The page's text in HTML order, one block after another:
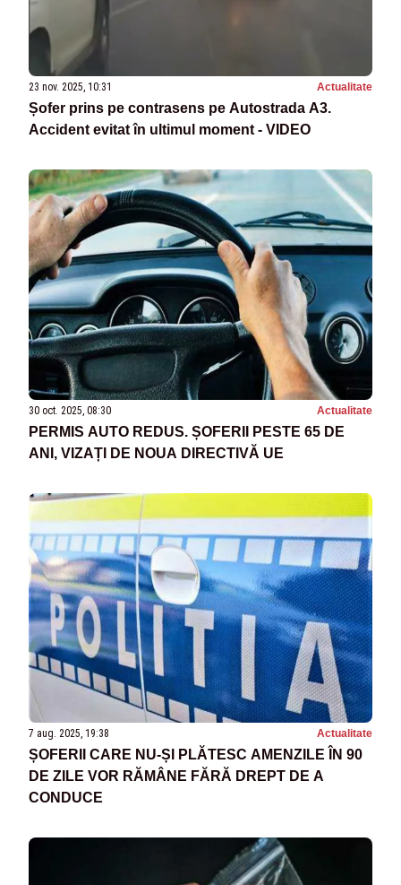
23 nov. 2025, 10:31 Actualitate
Șofer prins pe contrasens pe Autostrada A3.
Accident evitat în ultimul moment - VIDEO
30 oct. 2025, 08:30 Actualitate
PERMIS AUTO REDUS. ȘOFERII PESTE 65 DE
ANI, VIZAȚI DE NOUA DIRECTIVĂ UE
7 aug. 2025, 19:38 Actualitate
ȘOFERII CARE NU-ȘI PLĂTESC AMENZILE ÎN 90
DE ZILE VOR RĂMÂNE FĂRĂ DREPT DE A
CONDUCE